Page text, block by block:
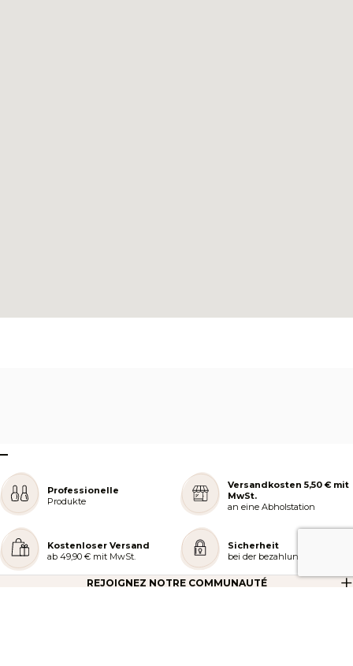
–
Professionelle
Produkte
Versandkosten 5,50 € mit
MwSt.
an eine Abholstation
Kostenloser Versand
ab 49,90 € mit MwSt.
Sicherheit
bei der bezahlung
REJOIGNEZ NOTRE COMMUNAUTÉ